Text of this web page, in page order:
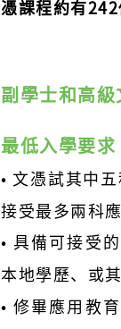
憑課程約有242
副學士和高級
最低入學要求
• 文憑試其中
接受最多兩科
• 具備可接受
本地學歷、或
• 修畢應用教